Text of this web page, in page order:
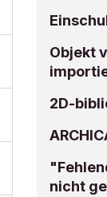
Objekt
2D-
nicht